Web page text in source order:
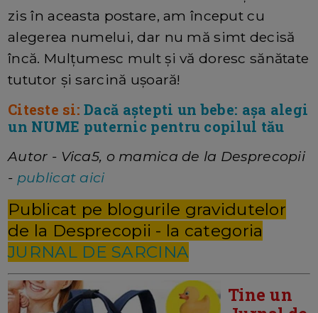
zis în aceasta postare, am început cu
alegerea numelui, dar nu mă simt decisă
încă. Mulțumesc mult și vă doresc sănătate
tututor și sarcină ușoară!
Citeste si:Dacă aștepti un bebe: așa alegi
un NUME puternic pentru copilul tău
Autor - Vica5, o mamica de la Desprecopii
- publicat aici
Publicat pe blogurile gravidutelor
de la Desprecopii - la categoria
JURNAL DE SARCINA
Tine un